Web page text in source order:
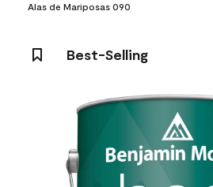
Alas de Mariposas 090
Best-Selling